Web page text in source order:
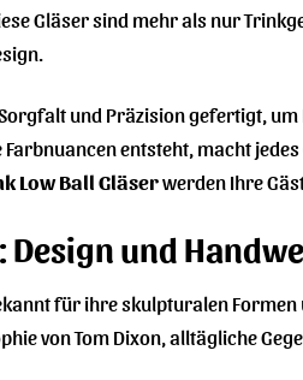
Gläser sind mehr als nur
und Präzision gefertigt,
entsteht, macht
Low Ball Gläserwerden Ihre
Design und
für ihre skulpturalen
von Tom Dixon, alltägliche